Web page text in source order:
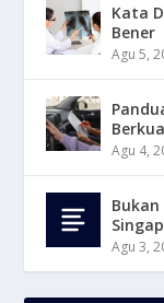
Kata
Bener
Agu 5,
Agu 4,
Agu 3,